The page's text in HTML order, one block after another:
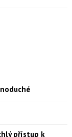
přístup k